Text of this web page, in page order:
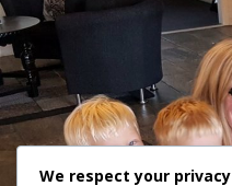
We respect your privacy